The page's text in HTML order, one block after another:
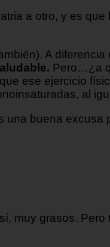
a otro, y es
A diferencia
Pero…¿a
ese ejercicio
al
buena
muy grasos.